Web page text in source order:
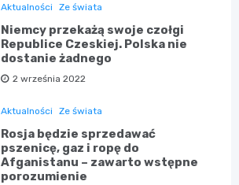
Aktualności Ze świata
Niemcy przekażą swoje czołgi
Republice Czeskiej. Polska nie
dostanie żadnego
2 września 2022
Aktualności Ze świata
Rosja będzie sprzedawać
pszenicę, gaz i ropę do
Afganistanu – zawarto wstępne
porozumienie